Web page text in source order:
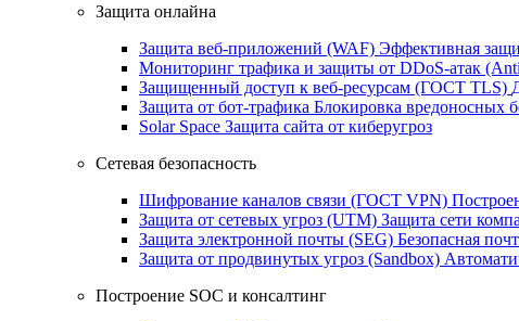
Защита онлайна
Защита веб-приложений (WAF) Эффективная
Мониторинг трафика и защиты от DDoS‑атак
Защищенный доступ к веб-ресурсам (ГОСТ TLS)
Защита от бот‑трафика Блокировка вредоносных
Solar Space Защита сайта от киберугроз
Сетевая безопасность
Шифрование каналов связи (ГОСТ VPN)
Защита от сетевых угроз (UTM) Защита сети
Защита электронной почты (SEG) Безопасная
Защита от продвинутых угроз (Sandbox)
Построение SOC и консалтинг